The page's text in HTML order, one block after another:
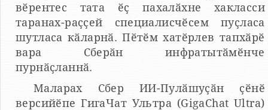
вӗрентес тата ӗҫ пахалӑхне хакласси
таранах-раҫҫей специалисчӗсем пуҫласа
шутласа кӑларнӑ. Пӗтӗм хатӗрлев тапхӑрӗ
вара Сберӑн инфратытӑмӗнче
пурнӑҫланнӑ.
Маларах Сбер ИИ-Пулӑшуҫӑн ҫӗнӗ
версийӗпе ГигаЧат Ультра (GigaChat Ultra)